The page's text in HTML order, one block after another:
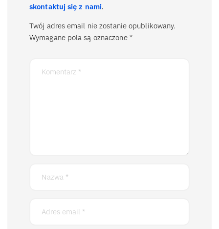
skontaktuj się z nami.
Twój adres email nie zostanie opublikowany.
Wymagane pola są oznaczone *